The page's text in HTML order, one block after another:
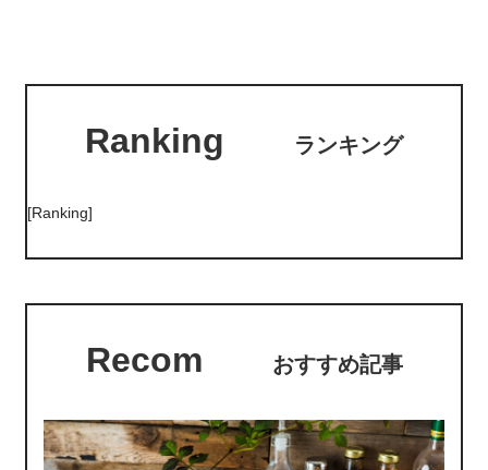
Ranking ランキング
[Ranking]
Recom おすすめ記事